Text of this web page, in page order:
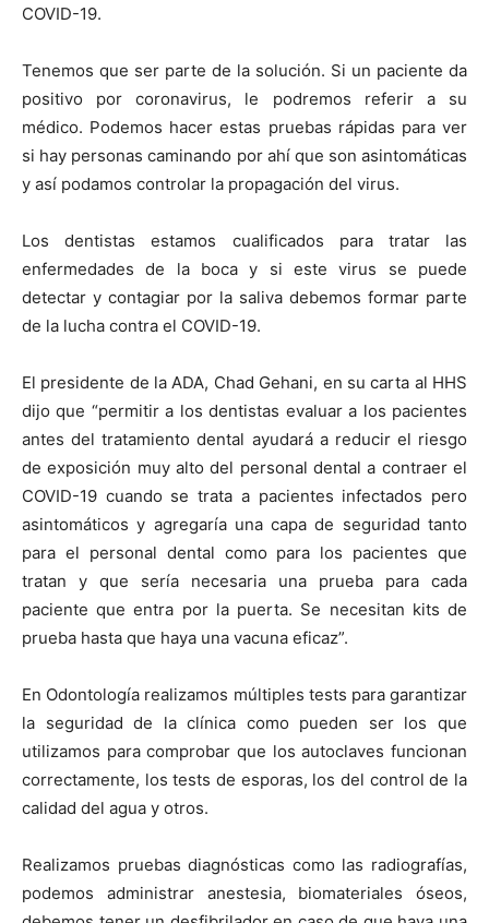
COVID-19.
Tenemos que ser parte de la solución. Si un paciente da
positivo por coronavirus, le podremos referir a su
médico. Podemos hacer estas pruebas rápidas para ver
si hay personas caminando por ahí que son asintomáticas
y así podamos controlar la propagación del virus.
Los dentistas estamos cualificados para tratar las
enfermedades de la boca y si este virus se puede
detectar y contagiar por la saliva debemos formar parte
de la lucha contra el COVID-19.
El presidente de la ADA, Chad Gehani, en su carta al HHS
dijo que “permitir a los dentistas evaluar a los pacientes
antes del tratamiento dental ayudará a reducir el riesgo
de exposición muy alto del personal dental a contraer el
COVID-19 cuando se trata a pacientes infectados pero
asintomáticos y agregaría una capa de seguridad tanto
para el personal dental como para los pacientes que
tratan y que sería necesaria una prueba para cada
paciente que entra por la puerta. Se necesitan kits de
prueba hasta que haya una vacuna eficaz”.
En Odontología realizamos múltiples tests para garantizar
la seguridad de la clínica como pueden ser los que
utilizamos para comprobar que los autoclaves funcionan
correctamente, los tests de esporas, los del control de la
calidad del agua y otros.
Realizamos pruebas diagnósticas como las radiografías,
podemos administrar anestesia, biomateriales óseos,